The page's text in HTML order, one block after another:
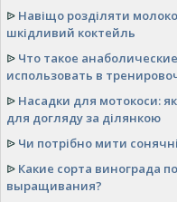
ᐉ Навіщо розділяти
шкідливий коктейль
ᐉ Что такое
использовать в
ᐉ Насадки для мотокоси:
для догляду за ділянкою
ᐉ Чи потрібно мити
ᐉ Какие сорта винограда
выращивания?